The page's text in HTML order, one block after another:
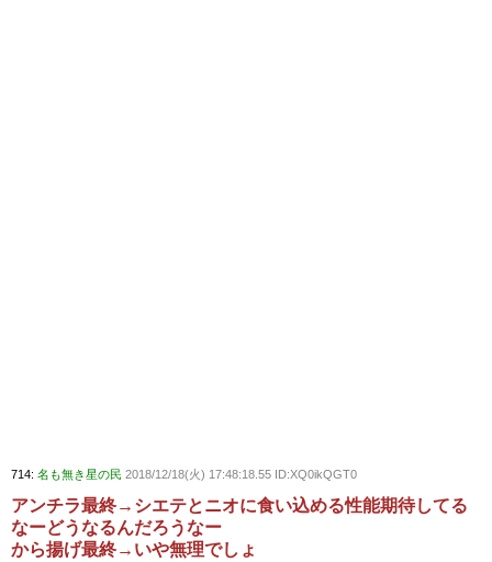
714: 名も無き星の民 2018/12/18(火) 17:48:18.55 ID:XQ0ikQGT0
アンチラ最終→シエテとニオに食い込める性能期待してる
なーどうなるんだろうなー
から揚げ最終→いや無理でしょ